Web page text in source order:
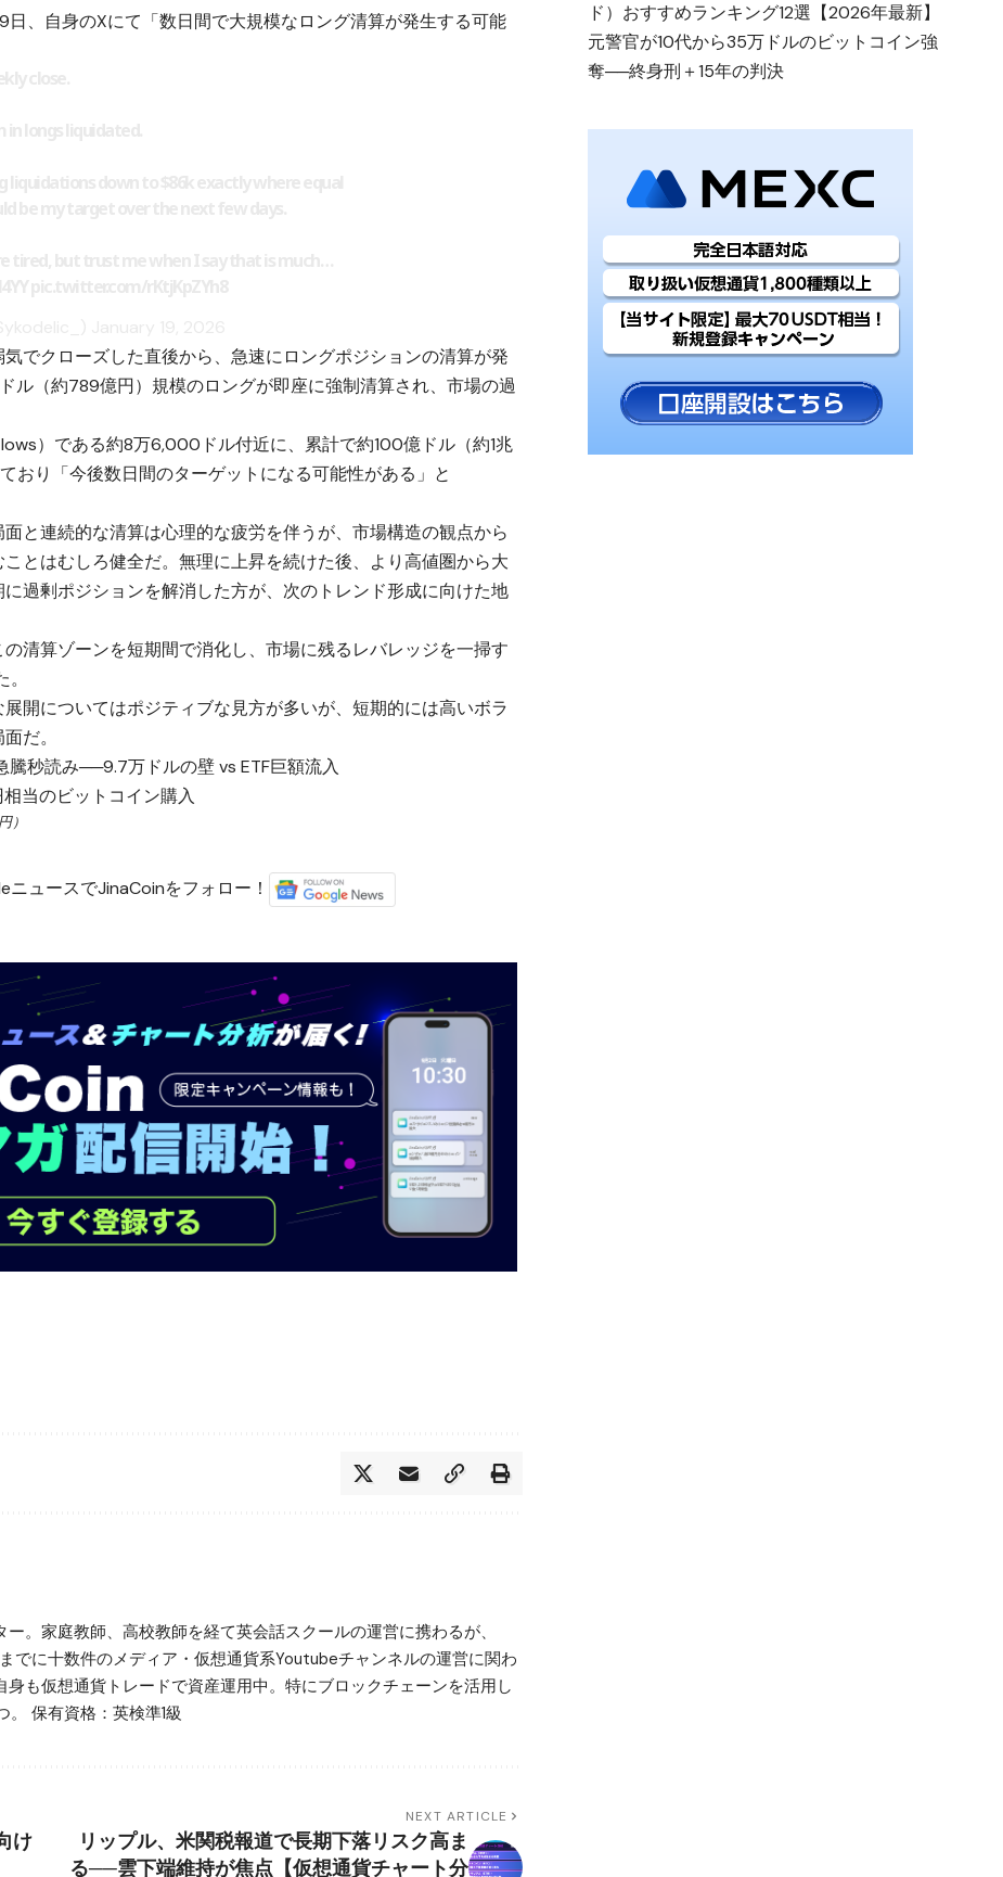
日、自身のXにて「数日間で大規模なロング清算が発生する可能
でクローズした直後から、急速にロングポジションの清算が発
ル（約789億円）規模のロングが即座に強制清算され、市場の過
）である約8万6,000ドル付近に、累計で約100億ドル（約1兆
おり「今後数日間のターゲットになる可能性がある」と
と連続的な清算は心理的な疲労を伴うが、市場構造の観点から
とはむしろ健全だ。無理に上昇を続けた後、より高値圏から大
過剰ポジションを解消した方が、次のトレンド形成に向けた地
清算ゾーンを短期間で消化し、市場に残るレバレッジを一掃す
開についてはポジティブな見方が多いが、短期的には高いボラ
だ。
騰秒読み──9.7万ドルの壁 vs ETF巨額流入
当のビットコイン購入
）
ュースでJinaCoinをフォロー！
。家庭教師、高校教師を経て英会話スクールの運営に携わるが、
でに十数件のメディア・仮想通貨系Youtubeチャンネルの運営に関わ
も仮想通貨トレードで資産運用中。特にブロックチェーンを活用し
保有資格：英検準1級
け
NEXT ARTICLE
リップル、米関税報道で長期下落リスク高ま
る──雲下端維持が焦点【仮想通貨チャート分
ド）おすすめランキング12選【2026年最新】
元警官が10代から35万ドルのビットコイン強
奪──終身刑＋15年の判決